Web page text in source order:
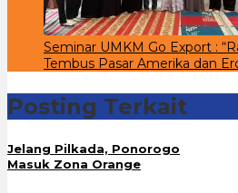
Seminar UMKM Go Export :
Tembus Pasar Amerika dan
Posting Terkait
Jelang Pilkada, Ponorogo
Masuk Zona Orange